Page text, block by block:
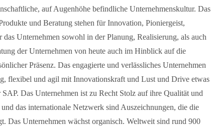
auf Augenhöhe befindliche Unternehmenskultur. Das
und Beratung stehen für Innovation, Pioniergeist,
Unternehmen sowohl in der Planung, Realisierung, als auch
der Unternehmen von heute auch im Hinblick auf die
Präsenz. Das engagierte und verlässliches Unternehmen
flexibel und agil mit Innovationskraft und Lust und Drive etwas
Das Unternehmen ist zu Recht Stolz auf ihre Qualität und
das internationale Netzwerk sind Auszeichnungen, die die
Das Unternehmen wächst organisch. Weltweit sind rund 900